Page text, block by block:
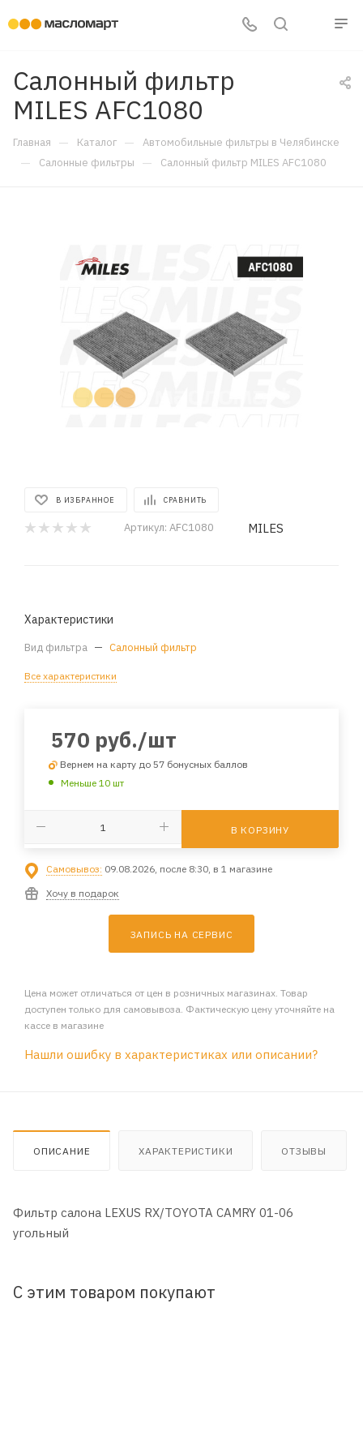
Салонный фильтр
MILES AFC1080
Главная — Каталог — Автомобильные фильтры в Челябинске
— Салонные фильтры — Салонный фильтр MILES AFC1080
В ИЗБРАННОЕ СРАВНИТЬ
Артикул: AFC1080 MILES
Характеристики
Вид фильтра — Салонный фильтр
Все характеристики
570 руб./шт
Вернем на карту до 57 бонусных баллов
Меньше 10 шт
В КОРЗИНУ
Самовывоз: 09.08.2026, после 8:30, в 1 магазине
Хочу в подарок
ЗАПИСЬ НА СЕРВИС
Цена может отличаться от цен в розничных магазинах. Товар
доступен только для самовывоза. Фактическую цену уточняйте на
кассе в магазине
Нашли ошибку в характеристиках или описании?
ОПИСАНИЕ ХАРАКТЕРИСТИКИ ОТЗЫВЫ
Фильтр салона LEXUS RX/TOYOTA CAMRY 01-06
угольный
С этим товаром покупают